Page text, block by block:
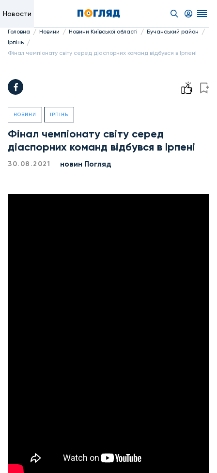
Новости
Головна / Новини / Новини Київської області / Бучанський район /
Ірпінь /
Фінал чемпіонату світу серед діаспорних команд відбувся в Ірпені
НОВИНИ ІРПІНЬ
Фінал чемпіонату світу серед
діаспорних команд відбувся в Ірпені
30.08.2021 новин Погляд